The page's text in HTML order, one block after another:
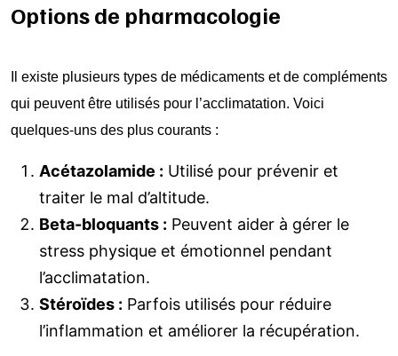
Options de pharmacologie
Il existe plusieurs types de médicaments et de compléments
qui peuvent être utilisés pour l’acclimatation. Voici
quelques-uns des plus courants :
Acétazolamide : Utilisé pour prévenir et
traiter le mal d’altitude.
Beta-bloquants : Peuvent aider à gérer le
stress physique et émotionnel pendant
l’acclimatation.
Stéroïdes : Parfois utilisés pour réduire
l’inflammation et améliorer la récupération.